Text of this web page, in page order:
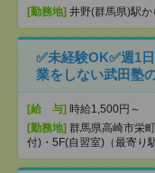
[勤務地] 井野(群馬県)駅
✅未経験OK✅週1
業をしない武田塾
[給 与] 時給1,500円～
[勤務地] 群馬県高崎市栄
付)・5F(自習室)（最寄り